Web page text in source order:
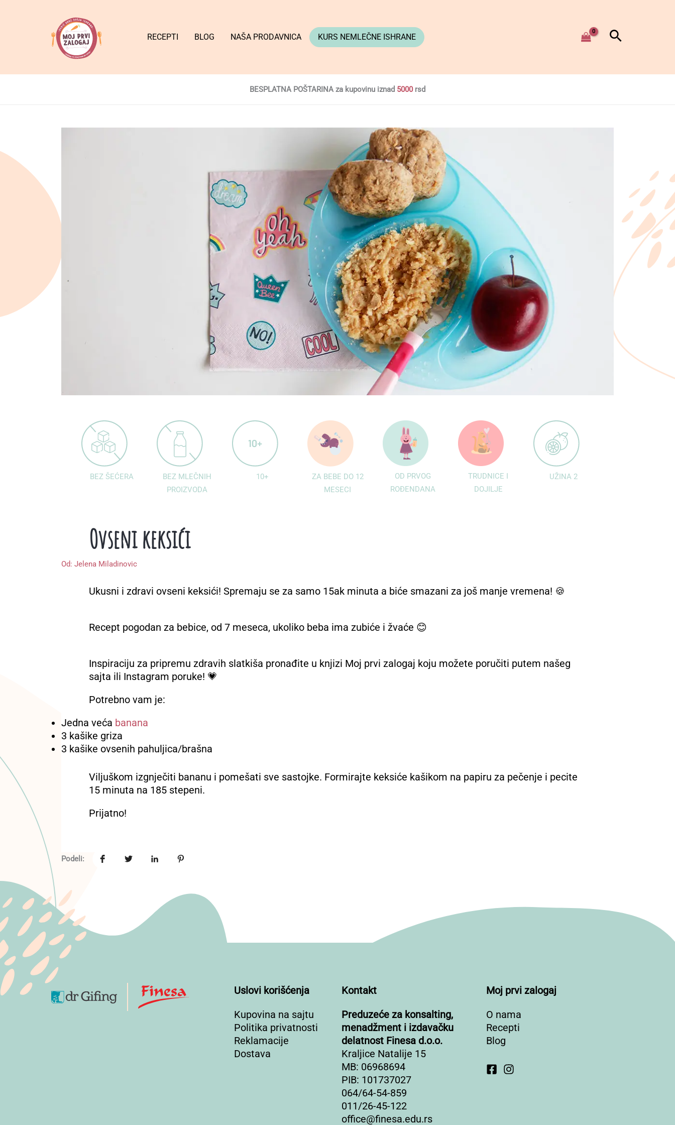
RECEPTI BLOG NAŠA PRODAVNICA KURS NEMLEČNE ISHRANE
BESPLATNA POŠTARINA za kupovinu iznad 5000rsd
BEZ ŠEĆERA
BEZ MLEČNIH
PROIZVODA
10+
ZA BEBE DO 12
MESECI
OD PRVOG
ROĐENDANA
TRUDNICE I
DOJILJE
UŽINA 2
Ovseni keksići
Od: Jelena Miladinovic
Ukusni i zdravi ovseni keksići! Spremaju se za samo 15ak minuta a biće smazani za još manje vremena! 🍪
Recept pogodan za bebice, od 7 meseca, ukoliko beba ima zubiće i žvaće 😊
Inspiraciju za pripremu zdravih slatkiša pronađite u knjizi Moj prvi zalogaj koju možete poručiti putem našeg
sajta ili Instagram poruke! 💗
Potrebno vam je:
Jedna veća banana
3 kašike griza
3 kašike ovsenih pahuljica/brašna
Viljuškom izgnječiti bananu i pomešati sve sastojke. Formirajte keksiće kašikom na papiru za pečenje i pecite
15 minuta na 185 stepeni.
Prijatno!
Podeli:
Uslovi korišćenja
Kupovina na sajtu
Politika privatnosti
Reklamacije
Dostava
Kontakt
Preduzeće za konsalting,
menadžment i izdavačku
delatnost Finesa d.o.o.
Kraljice Natalije 15
MB: 06968694
PIB: 101737027
064/64-54-859
011/26-45-122
office@finesa.edu.rs
Moj prvi zalogaj
O nama
Recepti
Blog